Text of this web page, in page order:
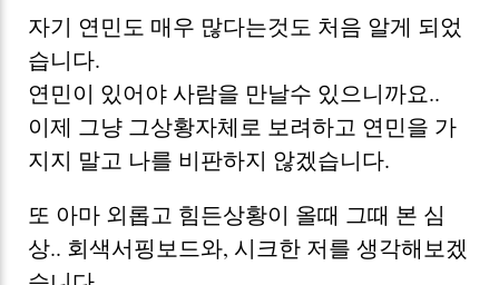
자기 연민도 매우 많다는것도 처음 알게 되었
습니다.
연민이 있어야 사람을 만날수 있으니까요..
이제 그냥 그상황자체로 보려하고 연민을 가
지지 말고 나를 비판하지 않겠습니다.
또 아마 외롭고 힘든상황이 올때 그때 본 심
상.. 회색서핑보드와, 시크한 저를 생각해보겠